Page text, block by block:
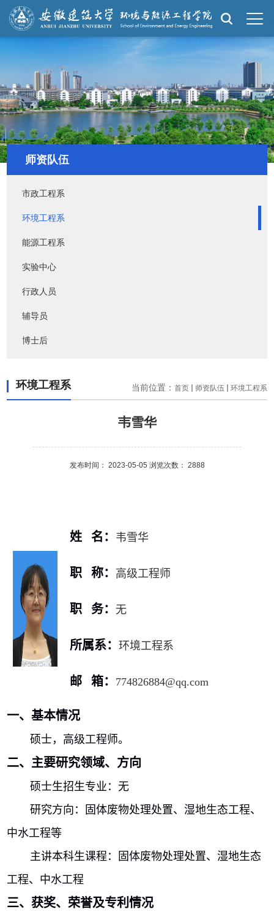
师资队伍
市政工程系
环境工程系
能源工程系
实验中心
行政人员
辅导员
博士后
环境工程系 当前位置： 首页 师资队伍 环境工程系
韦雪华
发布时间： 2023-05-05 浏览次数： 2888
姓 名： 韦雪华
职 称： 高级工程师
职 务： 无
所属系：环境工程系
邮 箱： 774826884@qq.com
一、基本情况
硕士，高级工程师。
二、主要研究领域、方向
硕士生招生专业：无
研究方向：固体废物处理处置、湿地生态工程、
中水工程等
主讲本科生课程：固体废物处理处置、湿地生态
工程、中水工程
三、获奖、荣誉及专利情况